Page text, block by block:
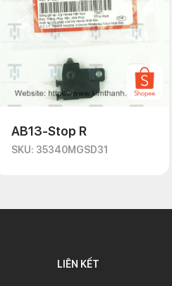
AB13-Stop R
SKU: 35340MGSD31
LIÊN KẾT